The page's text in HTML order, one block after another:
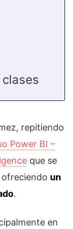
repitiendo
Power BI –
que se
ofreciendo un
.
en